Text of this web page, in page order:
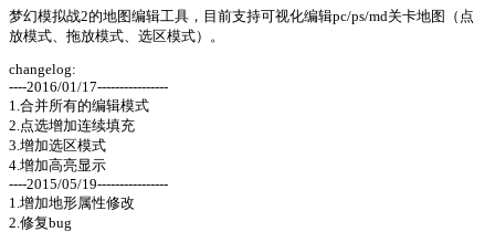
梦幻模拟战2的地图编辑工具，目前支持可视化编辑pc/ps/md关卡地图（点
放模式、拖放模式、选区模式）。
changelog:
----2016/01/17----------------
1.合并所有的编辑模式
2.点选增加连续填充
3.增加选区模式
4.增加高亮显示
----2015/05/19----------------
1.增加地形属性修改
2.修复bug